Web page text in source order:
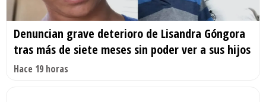
Denuncian grave deterioro de Lisandra Góngora
tras más de siete meses sin poder ver a sus hijos
Hace 19 horas